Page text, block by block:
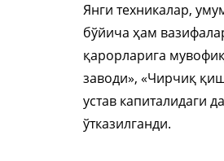
Янги техникалар,
бўйича ҳам
қарорларига
заводи», «Чирчиқ
устав капиталидаги
ўтказилганди.